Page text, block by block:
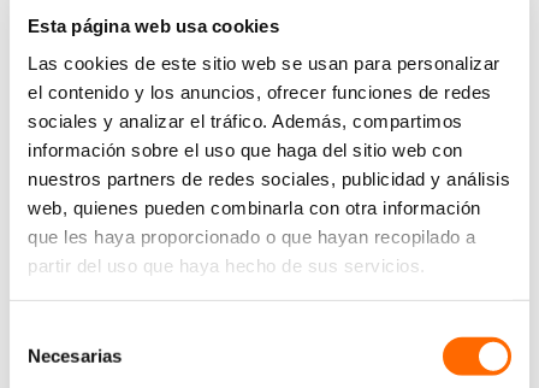
Esta página web usa cookies
Las cookies de este sitio web se usan para personalizar
el contenido y los anuncios, ofrecer funciones de redes
sociales y analizar el tráfico. Además, compartimos
información sobre el uso que haga del sitio web con
nuestros partners de redes sociales, publicidad y análisis
web, quienes pueden combinarla con otra información
que les haya proporcionado o que hayan recopilado a
partir del uso que haya hecho de sus servicios.
Necesarias